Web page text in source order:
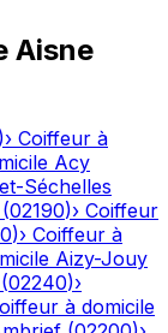
Aisne
)› Coiffeur à
Acy
Séchelles
(02190)› Coiffeur
)› Coiffeur à
Aizy-Jouy
(02240)›
à domicile